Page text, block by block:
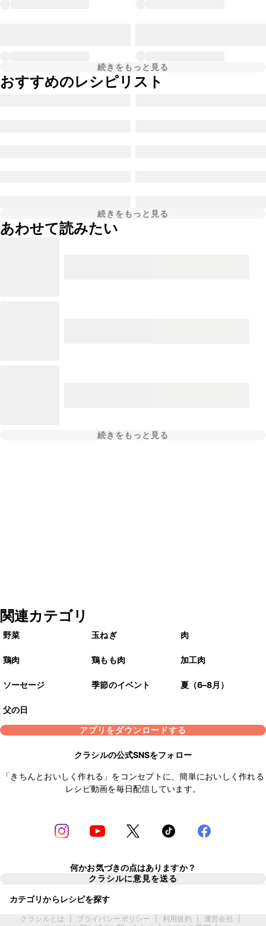
続きをもっと見る
おすすめのレシピリスト
続きをもっと見る
あわせて読みたい
続きをもっと見る
関連カテゴリ
野菜 玉ねぎ 肉
鶏肉 鶏もも肉 加工肉
ソーセージ 季節のイベント 夏（6–8月）
父の日
アプリをダウンロードする
クラシルの公式SNSをフォロー
「きちんとおいしく作れる」をコンセプトに、簡単においしく作れる
レシピ動画を毎日配信しています。
何かお気づきの点はありますか？
クラシルに意見を送る
カテゴリからレシピを探す
クラシルとは プライバシーポリシー 利用規約 運営会社